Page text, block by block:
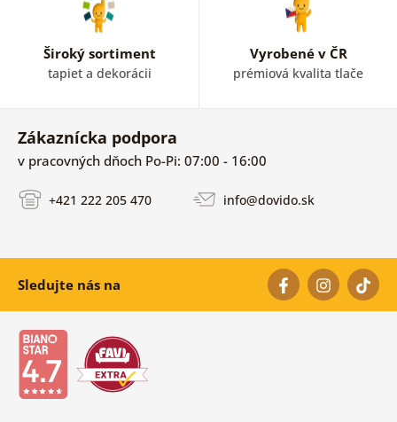
Široký sortiment
tapiet a dekorácii
Vyrobené v ČR
prémiová kvalita tlače
Zákaznícka podpora
v pracovných dňoch Po-Pi: 07:00 - 16:00
+421 222 205 470 info@dovido.sk
Sledujte nás na